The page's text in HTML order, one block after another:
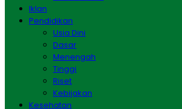
Iklan
Pendidikan
Usia Dini
Dasar
Menengah
Tinggi
Riset
Kebijakan
Kesehatan